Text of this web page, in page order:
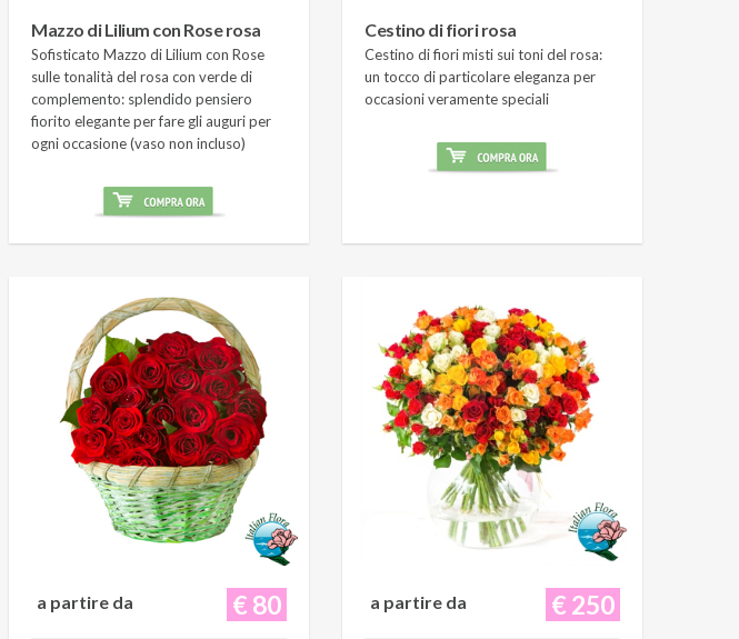
Mazzo di Lilium con Rose rosa
Sofisticato Mazzo di Lilium con Rose
sulle tonalità del rosa con verde di
complemento: splendido pensiero
fiorito elegante per fare gli auguri per
ogni occasione (vaso non incluso)
Cestino di fiori rosa
Cestino di fiori misti sui toni del rosa:
un tocco di particolare eleganza per
occasioni veramente speciali
€ 80
a partire da € 250
a partire da